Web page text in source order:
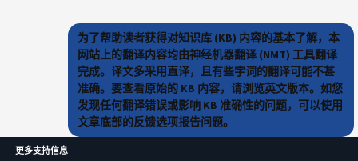
为了帮助读者获得对知识库 (KB) 内容的基本了解，本
网站上的翻译内容均由神经机器翻译 (NMT) 工具翻译
完成。译文多采用直译，且有些字词的翻译可能不甚
准确。要查看原始的 KB 内容，请浏览英文版本。如您
发现任何翻译错误或影响 KB 准确性的问题，可以使用
文章底部的反馈选项报告问题。
更多支持信息